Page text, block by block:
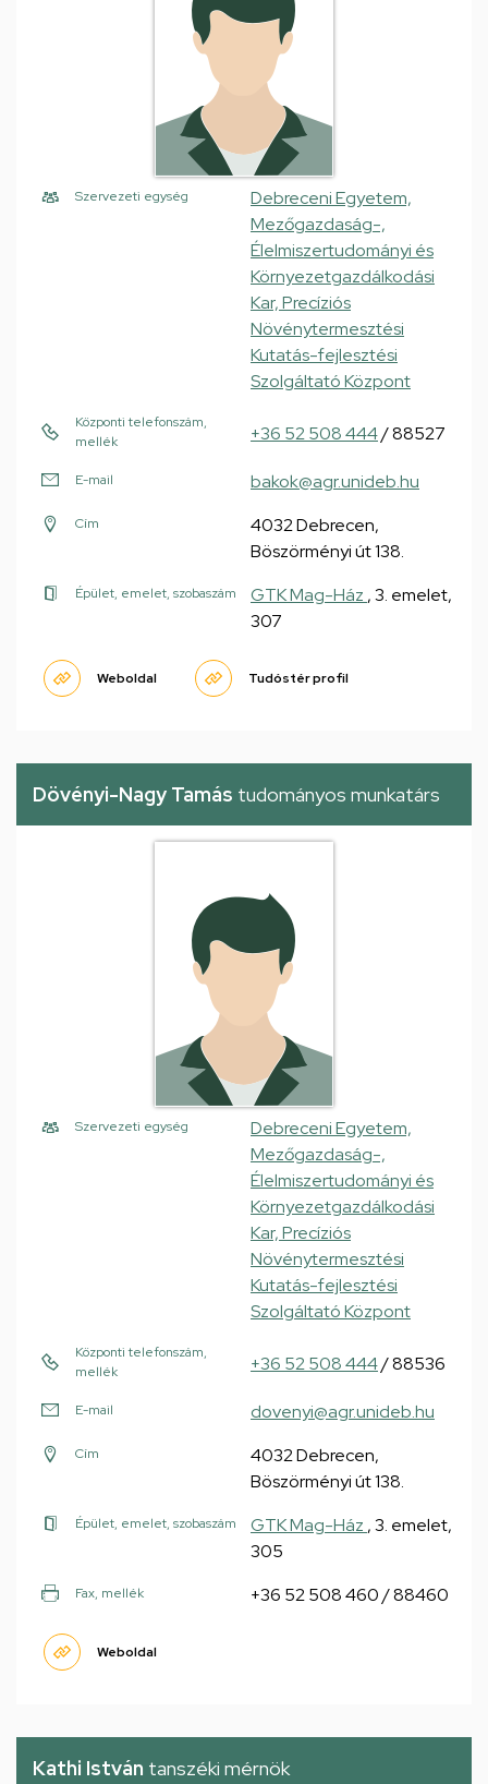
Szervezeti egység
Debreceni Egyetem,
Mezőgazdaság-,
Élelmiszertudományi és
Környezetgazdálkodási
Kar, Precíziós
Növénytermesztési
Kutatás-fejlesztési
Szolgáltató Központ
Központi telefonszám,
mellék
+36 52 508 444/ 88527
E-mail bakok@agr.unideb.hu
Cím
4032 Debrecen,
Böszörményi út 138.
Épület, emelet, szobaszám GTK Mag-Ház , 3. emelet,
307
Weboldal Tudóstér profil
Dövényi-Nagy Tamás tudományos munkatárs
Szervezeti egység
Debreceni Egyetem,
Mezőgazdaság-,
Élelmiszertudományi és
Környezetgazdálkodási
Kar, Precíziós
Növénytermesztési
Kutatás-fejlesztési
Szolgáltató Központ
Központi telefonszám,
mellék
+36 52 508 444/ 88536
E-mail dovenyi@agr.unideb.hu
Cím
4032 Debrecen,
Böszörményi út 138.
Épület, emelet, szobaszám GTK Mag-Ház , 3. emelet,
305
Fax, mellék +36 52 508 460 / 88460
Weboldal
Kathi István tanszéki mérnök